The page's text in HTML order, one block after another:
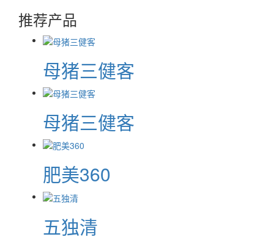
推荐产品
母猪三健客
母猪三健客
肥美360
五独清